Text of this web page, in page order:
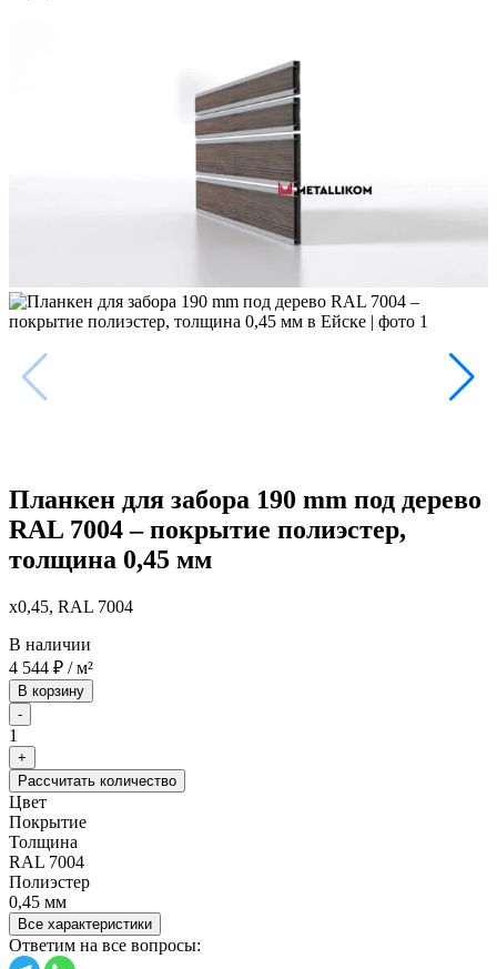
Планкен для забора 190 mm под дерево
RAL 7004 – покрытие полиэстер,
толщина 0,45 мм
x0,45, RAL 7004
В наличии
4 544 ₽ / м²
В корзину
-
1
+
Рассчитать количество
Цвет
Покрытие
Толщина
RAL 7004
Полиэстер
0,45 мм
Все характеристики
Ответим на все вопросы: